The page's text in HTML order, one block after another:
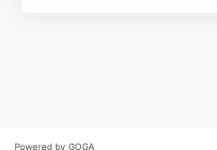
Powered by GOGA